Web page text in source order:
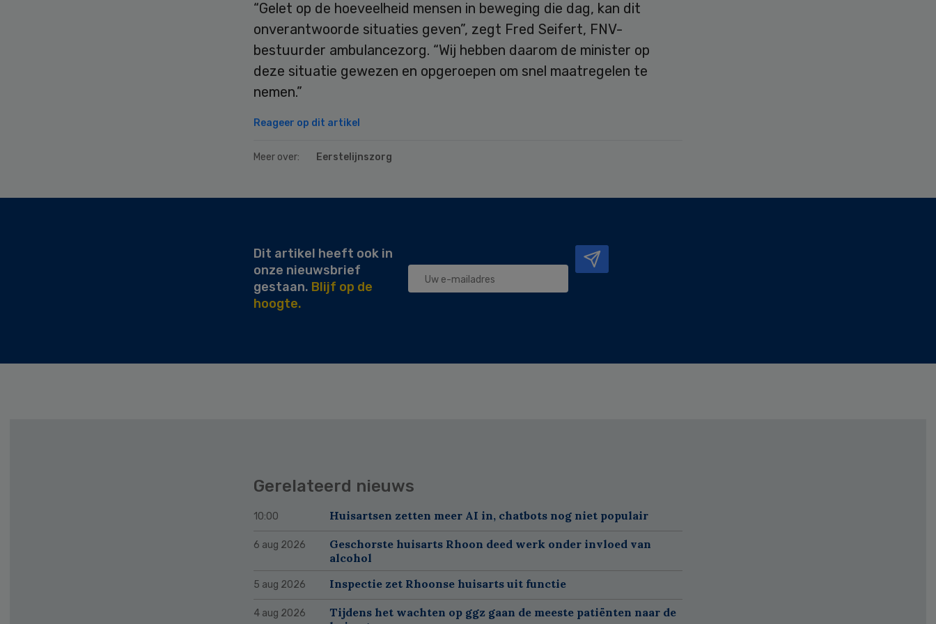
“Gelet op de hoeveelheid mensen in beweging die dag, kan dit
onverantwoorde situaties geven”, zegt Fred Seifert, FNV-
bestuurder ambulancezorg. “Wij hebben daarom de minister op
deze situatie gewezen en opgeroepen om snel maatregelen te
nemen.”
Reageer op dit artikel
Meer over: Eerstelijnszorg
Dit artikel heeft ook in
onze nieuwsbrief
gestaan. Blijf op de
hoogte.
Gerelateerd nieuws
10:00 Huisartsen zetten meer AI in, chatbots nog niet populair
6 aug 2026
Geschorste huisarts Rhoon deed werk onder invloed van
alcohol
5 aug 2026 Inspectie zet Rhoonse huisarts uit functie
4 aug 2026
Tijdens het wachten op ggz gaan de meeste patiënten naar de